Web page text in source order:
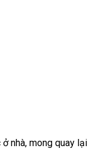
nhà, mong quay lại